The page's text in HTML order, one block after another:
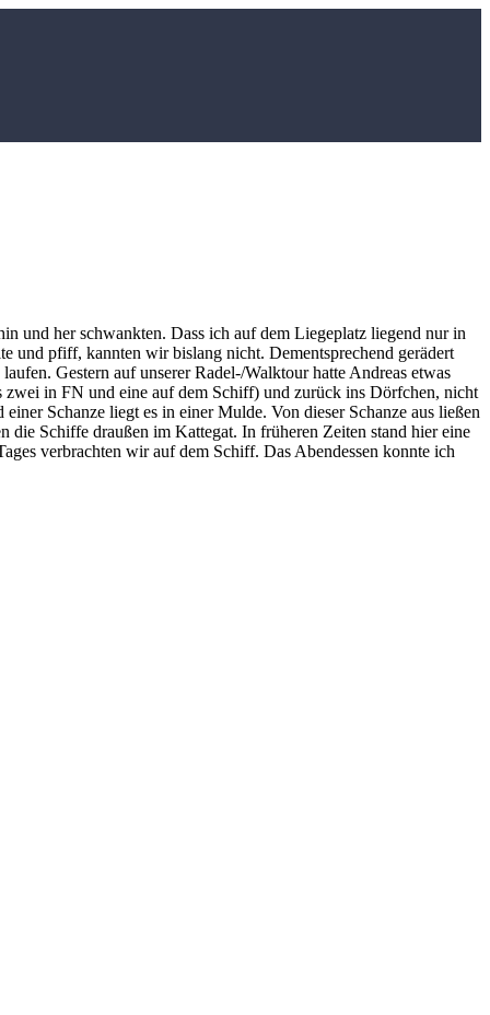
und her schwankten. Dass ich auf dem Liegeplatz liegend nur in
und pfiff, kannten wir bislang nicht. Dementsprechend gerädert
Gestern auf unserer Radel-/Walktour hatte Andreas etwas
zwei in FN und eine auf dem Schiff) und zurück ins Dörfchen, nicht
Schanze liegt es in einer Mulde. Von dieser Schanze aus ließen
Schiffe draußen im Kattegat. In früheren Zeiten stand hier eine
verbrachten wir auf dem Schiff. Das Abendessen konnte ich